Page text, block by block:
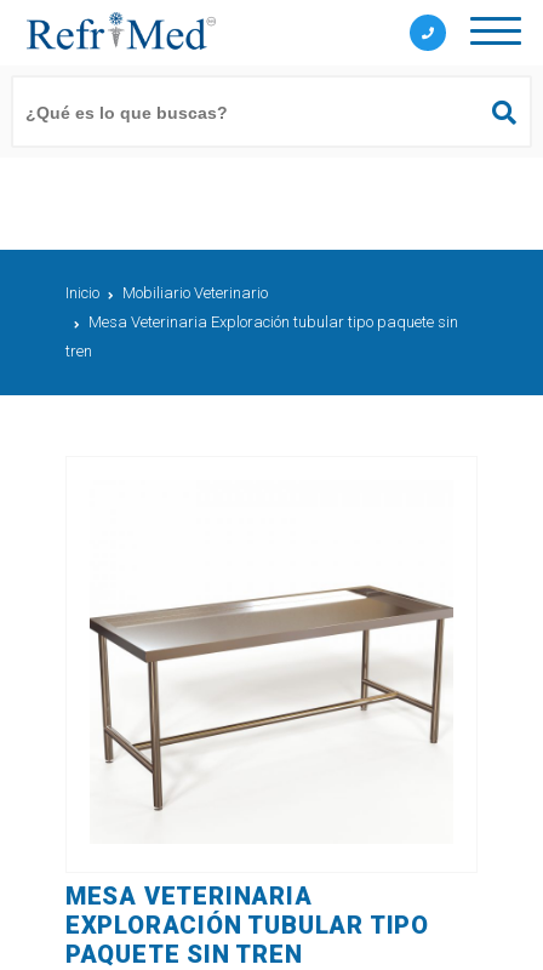
Inicio
Mobiliario Veterinario
Mesa Veterinaria Exploración tubular tipo paquete sin
tren
MESA VETERINARIA
EXPLORACIÓN TUBULAR TIPO
PAQUETE SIN TREN